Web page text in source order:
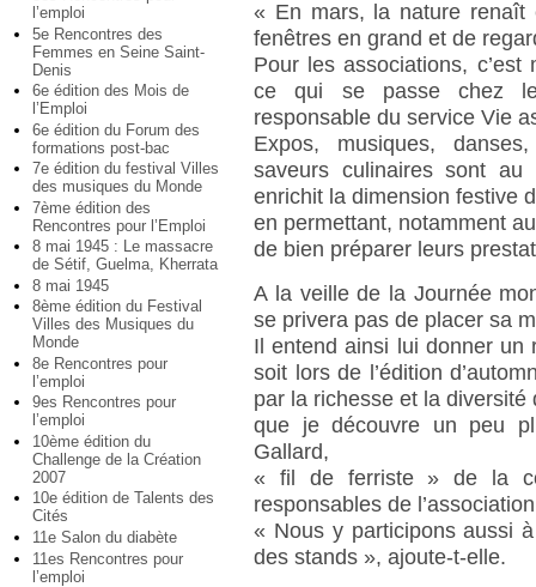
l’emploi
5e Rencontres des
Femmes en Seine Saint-
Denis
6e édition des Mois de
l’Emploi
6e édition du Forum des
formations post-bac
7e édition du festival Villes
des musiques du Monde
7ème édition des
Rencontres pour l’Emploi
8 mai 1945 : Le massacre
de Sétif, Guelma, Kherrata
8 mai 1945
8ème édition du Festival
Villes des Musiques du
Monde
8e Rencontres pour
l’emploi
9es Rencontres pour
l’emploi
10ème édition du
Challenge de la Création
2007
10e édition de Talents des
Cités
11e Salon du diabète
11es Rencontres pour
l’emploi
« En mars, la nature renaît
fenêtres en grand et de
Pour les associations,
ce qui se passe chez
responsable du service Vie
Expos, musiques,
saveurs culinaires sont
enrichit la dimension festive
en permettant, notamment
de bien préparer leurs
A la veille de la Journée
se privera pas de placer sa
Il entend ainsi lui donner un
soit lors de l’édition
par la richesse et la diversité
que je découvre un peu
Gallard,
« fil de ferriste » de la
responsables de
« Nous y participons aussi
des stands », ajoute-t-elle.